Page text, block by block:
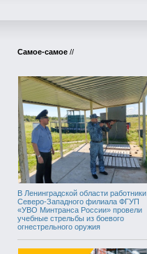
Самое-самое //
В Ленинградской области работники
Северо-Западного филиала ФГУП
«УВО Минтранса России» провели
учебные стрельбы из боевого
огнестрельного оружия